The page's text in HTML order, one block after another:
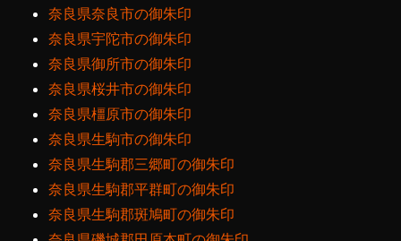
奈良県奈良市の御朱印
奈良県宇陀市の御朱印
奈良県御所市の御朱印
奈良県桜井市の御朱印
奈良県橿原市の御朱印
奈良県生駒市の御朱印
奈良県生駒郡三郷町の御朱印
奈良県生駒郡平群町の御朱印
奈良県生駒郡斑鳩町の御朱印